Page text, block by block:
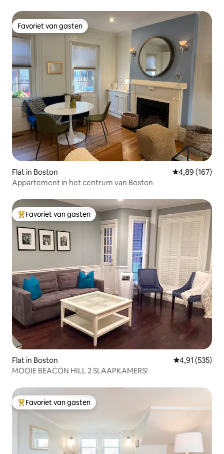
Favoriet van gasten
Favoriet van gasten
Flat in Boston Gemiddelde
4,89 (167)
Appartement in het centrum van Boston
Topfavoriet van gasten
Favoriet van gasten
Flat in Boston Gemiddelde
4,91 (535)
MOOIE BEACON HILL 2 SLAAPKAMERS!
Topfavoriet van gasten
Favoriet van gasten